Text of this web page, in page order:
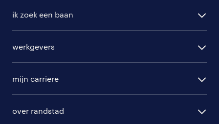
ik zoek een baan
randstad professional
werkgevers
hr-diensten
mijn carriere
over randstad